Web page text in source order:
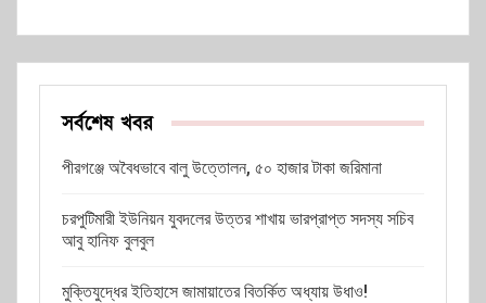
সর্বশেষ খবর
পীরগঞ্জে অবৈধভাবে বালু উত্তোলন, ৫০ হাজার টাকা জরিমানা
চরপুটিমারী ইউনিয়ন যুবদলের উত্তর শাখায় ভারপ্রাপ্ত সদস্য সচিব
আবু হানিফ বুলবুল
মুক্তিযুদ্ধের ইতিহাসে জামায়াতের বিতর্কিত অধ্যায় উধাও!